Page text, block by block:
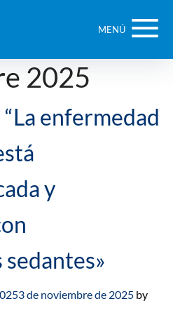
MENÚ
2025
enfermedad
y
3 de noviembre de 2025 by